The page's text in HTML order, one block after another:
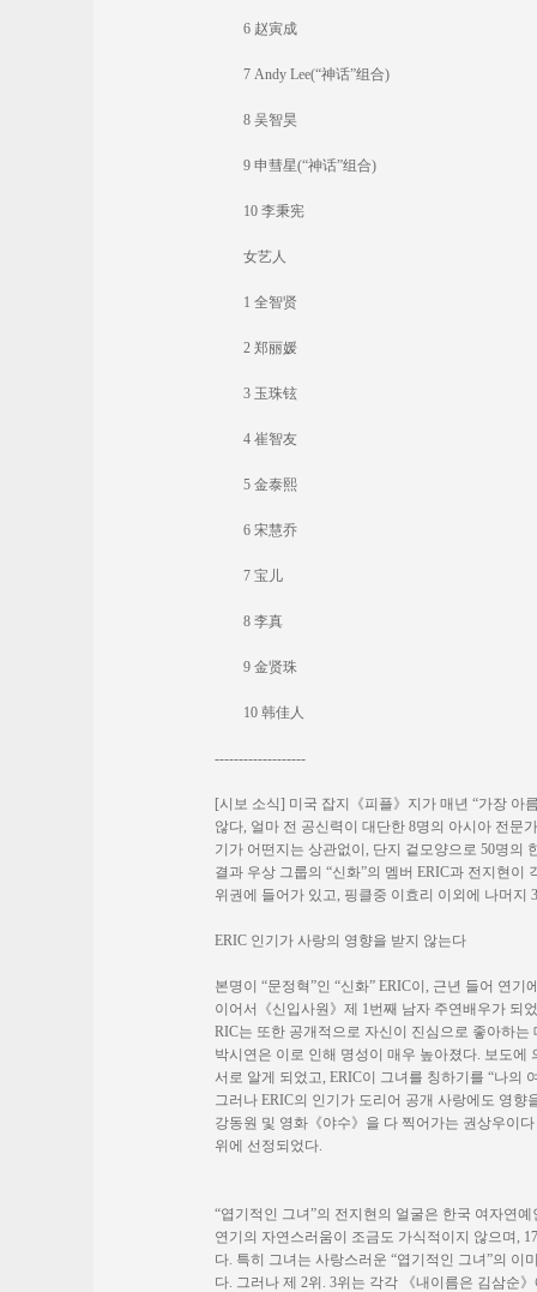
6 赵寅成
7 Andy Lee(“神话”组合)
8 吴智昊
9 申彗星(“神话”组合)
10 李秉宪
女艺人
1 全智贤
2 郑丽媛
3 玉珠铉
4 崔智友
5 金泰熙
6 宋慧乔
7 宝儿
8 李真
9 金贤珠
10 韩佳人
-------------------
[시보 소식] 미국 잡지《피플》지가 매년 “가장 아
않다, 얼마 전 공신력이 대단한 8명의 아시아 전문
기가 어떤지는 상관없이, 단지 겉모양으로 50명의
결과 우상 그룹의 “신화”의 멤버 ERIC과 전지현이
위권에 들어가 있고, 핑클중 이효리 이외에 나머지
ERIC 인기가 사랑의 영향을 받지 않는다
본명이 “문정혁”인 “신화” ERIC이, 근년 들어 연
이어서《신입사원》제 1번째 남자 주연배우가 되
RIC는 또한 공개적으로 자신이 진심으로 좋아하
박시연은 이로 인해 명성이 매우 높아졌다. 보도
서로 알게 되었고, ERIC이 그녀를 칭하기를 “나의
그러나 ERIC의 인기가 도리어 공개 사랑에도 영
강동원 및 영화《야수》을 다 찍어가는 권상우이
위에 선정되었다.
“엽기적인 그녀”의 전지현의 얼굴은 한국 여자연
연기의 자연스러움이 조금도 가식적이지 않으며,
다. 특히 그녀는 사랑스러운 “엽기적인 그녀”의
다. 그러나 제 2위. 3위는 각각 《내이름은 김삼순